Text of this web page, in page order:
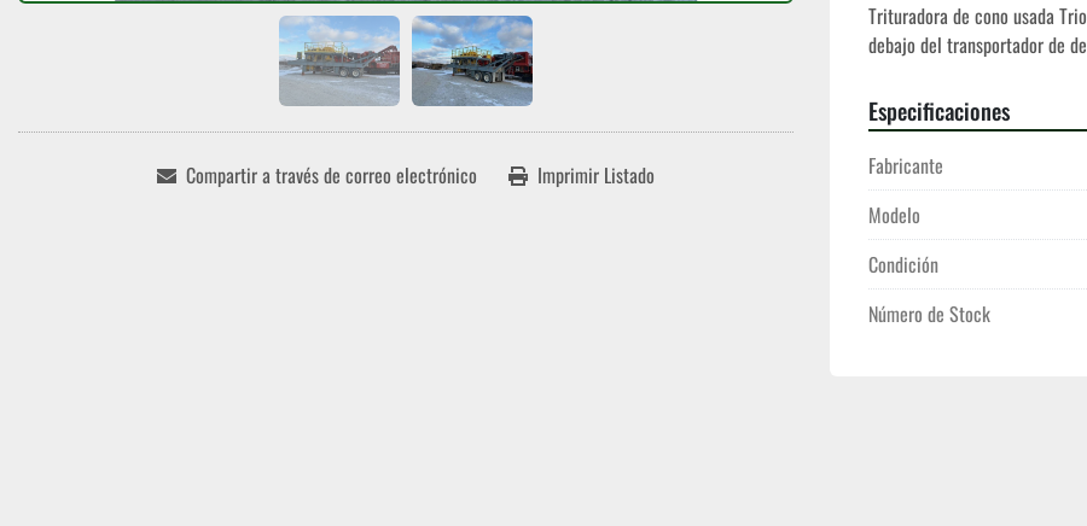
Compartir a través de correo electrónico Imprimir Listado
Trituradora de cono usada
debajo del transportador de
Especificaciones
Fabricante
Modelo
Condición
Número de Stock